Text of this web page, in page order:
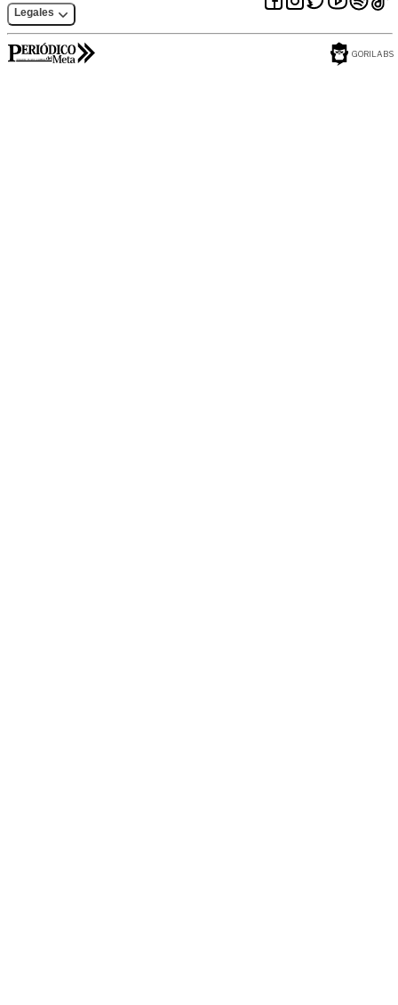
Legales
GORILABS